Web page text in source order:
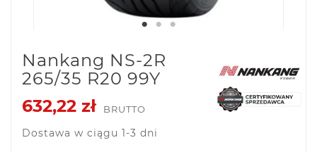
Nankang NS-2R
265/35 R20 99Y
632,22 zł
BRUTTO
Dostawa w ciągu 1-3 dni